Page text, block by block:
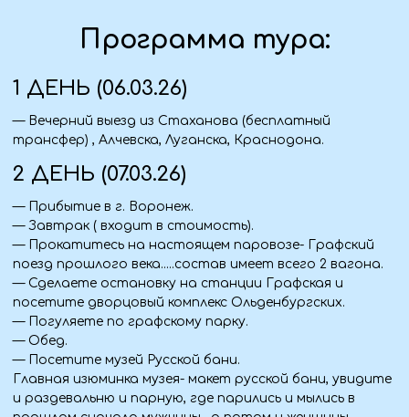
— Завтрак в отеле
— Гастрономическое путешествие в осетровое
хозяйство, познакомимся с процессом разведения рыб,
покормим ручных осетров, увидим уникальных
осетров - альбиносов, отведаем блюда из свежей
рыбы, обед включён в стоимость.
— Возвращение в Воронеж,
— Посещение театра (за доп. плату).
— Посещение СПА на территории отеля (за доп.
плату).
— Свободное время.
3 ДЕНЬ (08.03.26)